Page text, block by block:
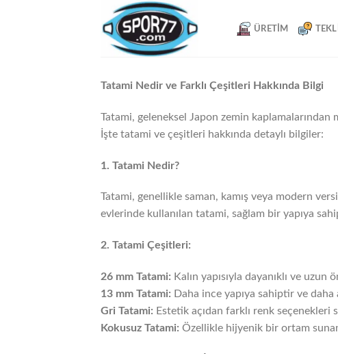
ÜRETIM
Tatami Nedir ve Farklı Çeşitleri Hakkında Bilgi
Tatami, geleneksel Japon zemin
İşte tatami ve çeşitleri hakkında detaylı bilgiler:
1. Tatami Nedir?
Tatami, genellikle saman, kamış veya modern
evlerinde kullanılan tatami, sağlam bir yapıya
2. Tatami Çeşitleri:
26 mm Tatami: Kalın yapısıyla dayanıklı ve
13 mm Tatami: Daha ince yapıya sahiptir ve
Gri Tatami: Estetik açıdan farklı renk
Kokusuz Tatami: Özellikle hijyenik bir ortam